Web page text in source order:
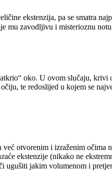
ekstenzija, pa se smatra
mu zavodljivu i misterioznu
oko. U ovom slučaju, krivi
te redoslijed u kojem se
otvorenim i izraženim očima
ekstenzije (nikako ne
ugušiti jakim volumenom i